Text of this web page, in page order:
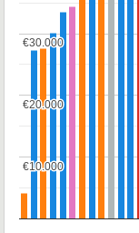
€10.000
€10.000
€20.000
€20.000
€30.000
€30.000